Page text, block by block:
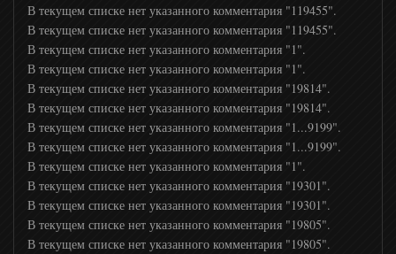
В текущем списке нет указанного комментария "119455".
В текущем списке нет указанного комментария "119455".
В текущем списке нет указанного комментария "1".
В текущем списке нет указанного комментария "1".
В текущем списке нет указанного комментария "19814".
В текущем списке нет указанного комментария "19814".
В текущем списке нет указанного комментария "1...9199".
В текущем списке нет указанного комментария "1...9199".
В текущем списке нет указанного комментария "1".
В текущем списке нет указанного комментария "19301".
В текущем списке нет указанного комментария "19301".
В текущем списке нет указанного комментария "19805".
В текущем списке нет указанного комментария "19805".